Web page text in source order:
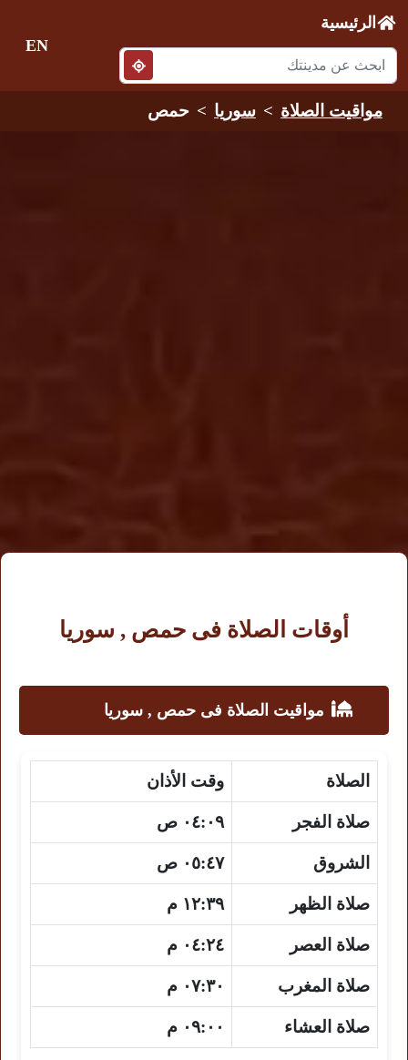
الرئيسية
EN
مواقيت الصلاة سوريا حمص
أوقات الصلاة فى حمص , سوريا
مواقيت الصلاة فى حمص , سوريا
الصلاة وقت الأذان
صلاة الفجر ٠٤:٠٩ ص
الشروق ٠٥:٤٧ ص
صلاة الظهر ١٢:٣٩ م
صلاة العصر ٠٤:٢٤ م
صلاة المغرب ٠٧:٣٠ م
صلاة العشاء ٠٩:٠٠ م